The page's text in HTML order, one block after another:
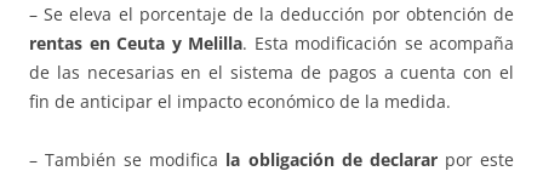
– Se eleva el porcentaje de la deducción por obtención de
rentas en Ceuta y Melilla. Esta modificación se acompaña
de las necesarias en el sistema de pagos a cuenta con el
fin de anticipar el impacto económico de la medida.
– También se modifica la obligación de declararpor este